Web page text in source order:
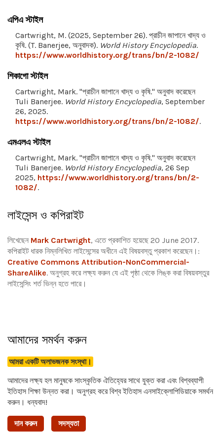
এপিএ স্টাইল
Cartwright, M. (2025, September 26). প্রাচীন জাপানে খাদ্য ও
কৃষি. (T. Banerjee, অনুবাদক). World History Encyclopedia.
https://www.worldhistory.org/trans/bn/2-1082/
শিকাগো স্টাইল
Cartwright, Mark. "প্রাচীন জাপানে খাদ্য ও কৃষি." অনুবাদ করেছেন
Tuli Banerjee. World History Encyclopedia, September
26, 2025.
https://www.worldhistory.org/trans/bn/2-1082/.
এমএলএ স্টাইল
Cartwright, Mark. "প্রাচীন জাপানে খাদ্য ও কৃষি." অনুবাদ করেছেন
Tuli Banerjee. World History Encyclopedia, 26 Sep
2025, https://www.worldhistory.org/trans/bn/2-
1082/.
লাইসেন্স ও কপিরাইট
লিখেছেন Mark Cartwright, এতে প্রকাশিত হয়েছে 20 June 2017.
কপিরাইট ধারক নিম্নলিখিত লাইসেন্সের অধীনে এই বিষয়বস্তু প্রকাশ করেছেন।:
Creative Commons Attribution-NonCommercial-
ShareAlike. অনুগ্রহ করে লক্ষ্য করুন যে এই পৃষ্ঠা থেকে লিঙ্ক করা বিষয়বস্তুর
লাইসেন্সিং শর্ত ভিন্ন হতে পারে।
আমাদের সমর্থন করুন
আমরা একটি অলাভজনক সংস্থা।
আমাদের লক্ষ্য হল মানুষকে সাংস্কৃতিক ঐতিহ্যের সাথে যুক্ত করা এবং বিশ্বব্যাপী
ইতিহাস শিক্ষা উন্নত করা। অনুগ্রহ করে বিশ্ব ইতিহাস এনসাইক্লোপিডিয়াকে সমর্থন
করুন। ধন্যবাদ!
দান করুন সদস্যতা